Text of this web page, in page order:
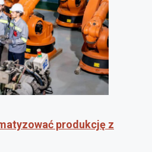
produkcję z